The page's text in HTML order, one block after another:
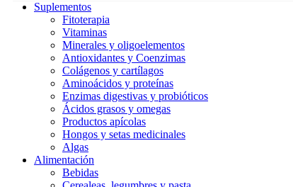
Suplementos
Fitoterapia
Vitaminas
Minerales y oligoelementos
Antioxidantes y Coenzimas
Colágenos y cartílagos
Aminoácidos y proteínas
Enzimas digestivas y probióticos
Ácidos grasos y omegas
Productos apícolas
Hongos y setas medicinales
Algas
Alimentación
Bebidas